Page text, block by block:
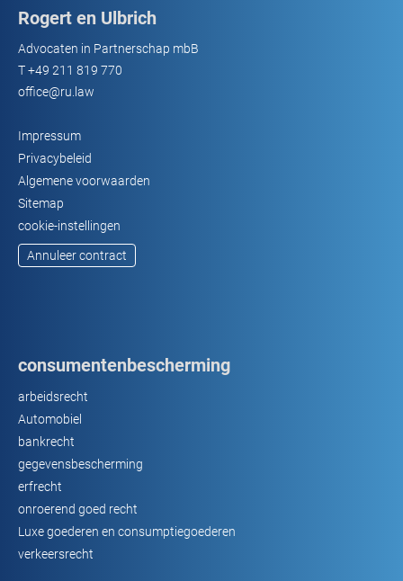
Rogert en Ulbrich
Advocaten in Partnerschap mbB
T+49 211 819 770
office@ru.law
Impressum
Privacybeleid
Algemene voorwaarden
Sitemap
cookie-instellingen
Annuleer contract
consumentenbescherming
arbeidsrecht
Automobiel
bankrecht
gegevensbescherming
erfrecht
onroerend goed recht
Luxe goederen en consumptiegoederen
verkeersrecht